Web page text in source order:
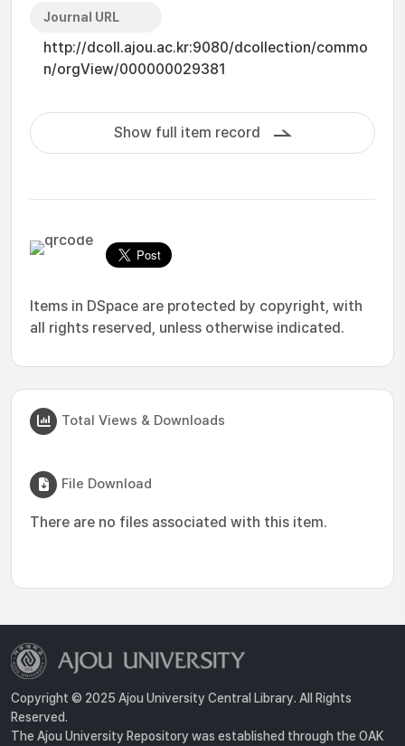
Journal URL
http://dcoll.ajou.ac.kr:9080/dcollection/commo
n/orgView/000000029381
Show full item record
Items in DSpace are protected by copyright, with
all rights reserved, unless otherwise indicated.
Total Views & Downloads
File Download
There are no files associated with this item.
Copyright © 2025 Ajou University Central Library. All Rights
Reserved.
The Ajou University Repository was established through the OAK